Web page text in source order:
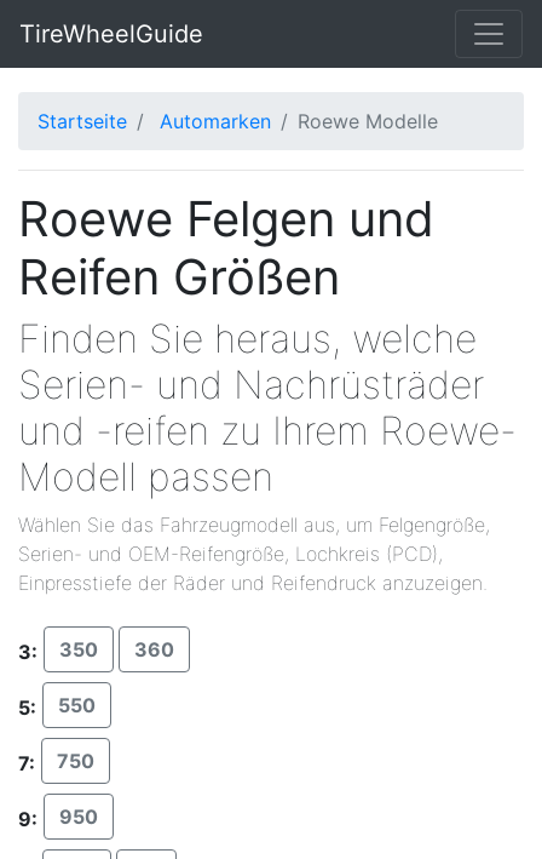
TireWheelGuide
Startseite Automarken Roewe Modelle
Roewe Felgen und
Reifen Größen
Finden Sie heraus, welche
Serien- und Nachrüsträder
und -reifen zu Ihrem Roewe-
Modell passen
Wählen Sie das Fahrzeugmodell aus, um Felgengröße,
Serien- und OEM-Reifengröße, Lochkreis (PCD),
Einpresstiefe der Räder und Reifendruck anzuzeigen.
3: 350 360
5: 550
7: 750
9: 950